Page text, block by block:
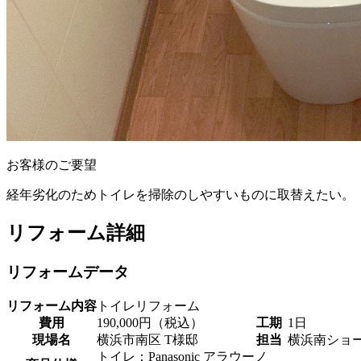
お客様のご要望
経年劣化のためトイレを掃除のしやすいものに取替えたい。
リフォーム詳細
リフォームデータ
リフォーム内容 トイレリフォーム
費用
190,000円（税込） 工期 1日
現場名
横浜市南区 T様邸 担当 横浜南ショ
トイレ：Panasonic アラウーノ